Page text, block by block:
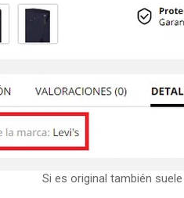
Si es original también